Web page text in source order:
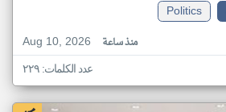
Politics
Aug 10, 2026
منذ ساعة
عدد الكلمات: ٢٢٩